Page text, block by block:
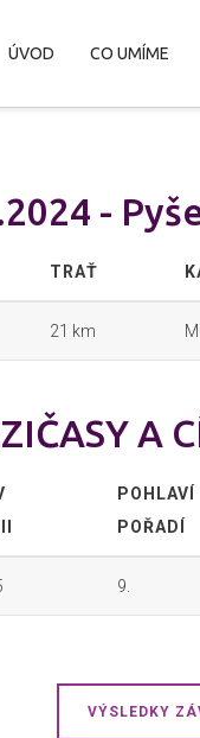
ÚVOD CO UMÍME
-
TRAŤ
21 km
A
POHLAVÍ
POŘADÍ
9.
VÝSLEDKY